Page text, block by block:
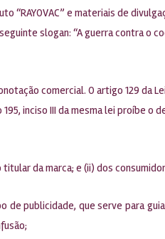
“RAYOVAC” e materiais de
slogan: “A guerra contra o
comercial. O artigo 129 da
inciso III da mesma lei proíbe
da marca; e (ii) dos
publicidade, que serve para